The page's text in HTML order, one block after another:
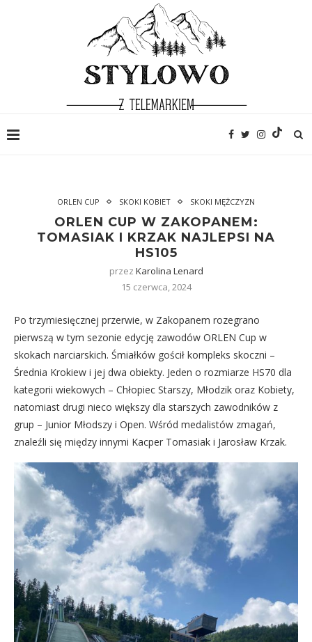
ORLEN CUP SKOKI KOBIET SKOKI MĘŻCZYZN
ORLEN CUP W ZAKOPANEM:
TOMASIAK I KRZAK NAJLEPSI NA
HS105
przez Karolina Lenard
15 czerwca, 2024
Po trzymiesięcznej przerwie, w Zakopanem rozegrano
pierwszą w tym sezonie edycję zawodów ORLEN Cup w
skokach narciarskich. Śmiałków gościł kompleks skoczni –
Średnia Krokiew i jej dwa obiekty. Jeden o rozmiarze HS70 dla
kategorii wiekowych – Chłopiec Starszy, Młodzik oraz Kobiety,
natomiast drugi nieco większy dla starszych zawodników z
grup – Junior Młodszy i Open. Wśród medalistów zmagań,
znaleźli się między innymi Kacper Tomasiak i Jarosław Krzak.